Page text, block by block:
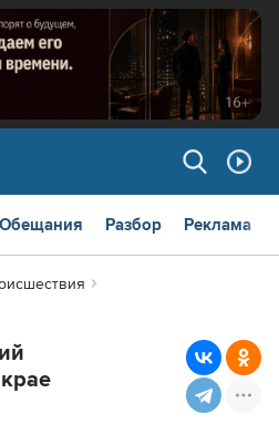
Обещания Разбор Реклама